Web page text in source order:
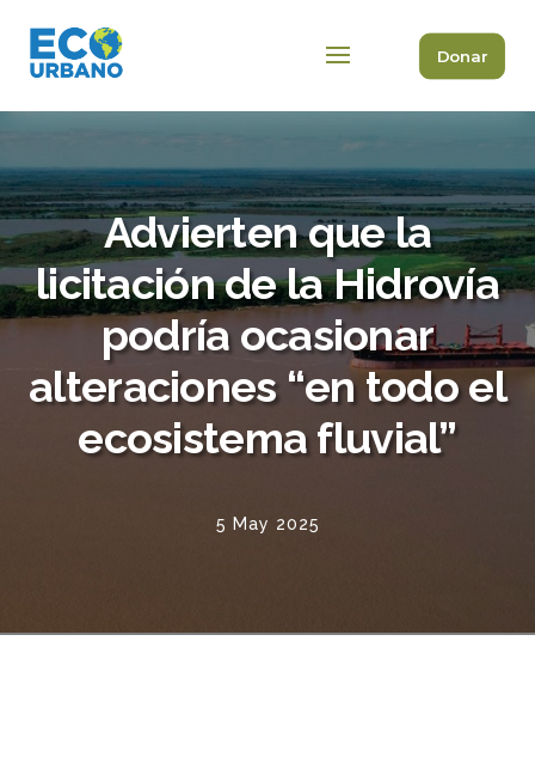
Donar
Advierten que la
licitación de la Hidrovía
podría ocasionar
alteraciones “en todo el
ecosistema fluvial”
5 May 2025